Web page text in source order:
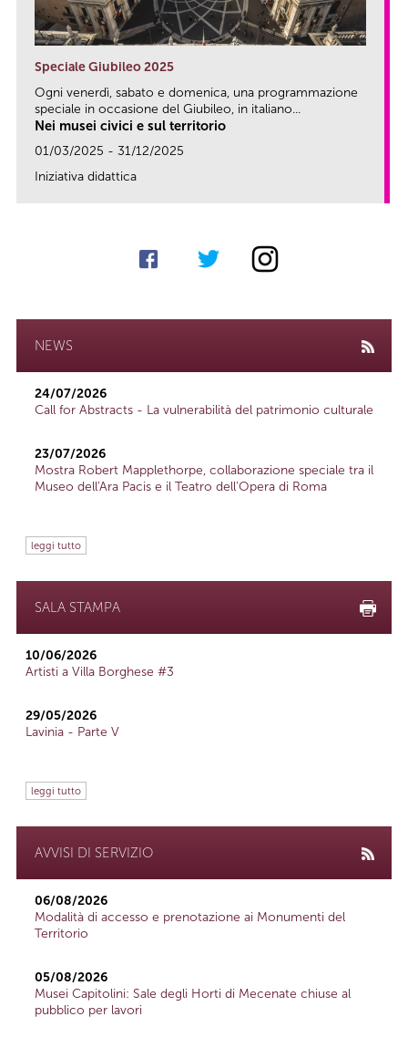
Speciale Giubileo 2025
Ogni venerdì, sabato e domenica, una programmazione
speciale in occasione del Giubileo, in italiano...
Nei musei civici e sul territorio
01/03/2025 - 31/12/2025
Iniziativa didattica
NEWS
24/07/2026
Call for Abstracts - La vulnerabilità del patrimonio culturale
23/07/2026
Mostra Robert Mapplethorpe, collaborazione speciale tra il
Museo dell'Ara Pacis e il Teatro dell'Opera di Roma
leggi tutto
SALA STAMPA
10/06/2026
Artisti a Villa Borghese #3
29/05/2026
Lavinia - Parte V
leggi tutto
AVVISI DI SERVIZIO
06/08/2026
Modalità di accesso e prenotazione ai Monumenti del
Territorio
05/08/2026
Musei Capitolini: Sale degli Horti di Mecenate chiuse al
pubblico per lavori